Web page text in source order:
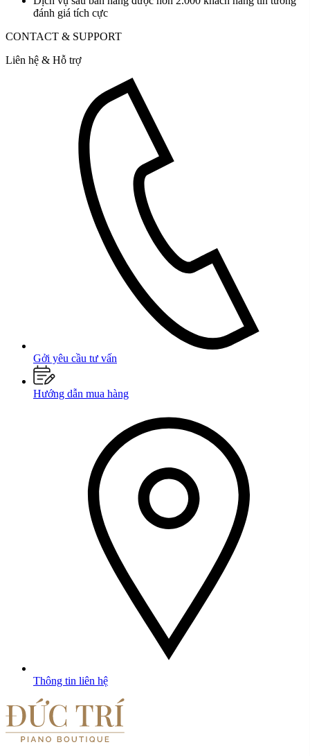
đánh giá tích cực
CONTACT & SUPPORT
Liên hệ & Hỗ trợ
Gởi yêu cầu tư vấn
Hướng dẫn mua hàng
Thông tin liên hệ